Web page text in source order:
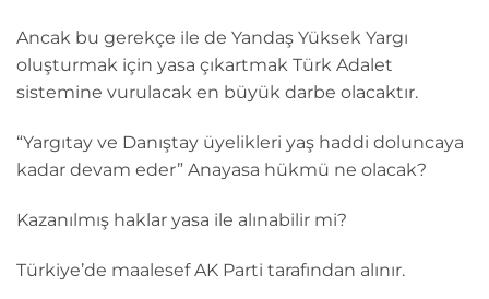
Ancak bu gerekçe ile de Yandaş Yüksek Yargı
oluşturmak için yasa çıkartmak Türk Adalet
sistemine vurulacak en büyük darbe olacaktır.
“Yargıtay ve Danıştay üyelikleri yaş haddi doluncaya
kadar devam eder” Anayasa hükmü ne olacak?
Kazanılmış haklar yasa ile alınabilir mi?
Türkiye’de maalesef AK Parti tarafından alınır.